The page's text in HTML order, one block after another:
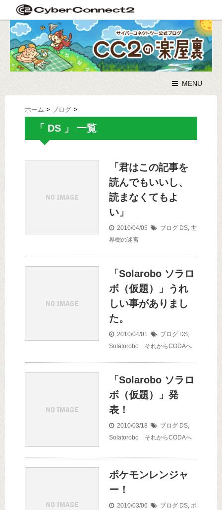
MENU
ホーム > ブログ >
「 DS 」 一覧
「君はこの記事を
読んでもいいし、
読まなくてもよ
い」
2010/04/05 ブログ DS, 世
界樹の迷宮
「Solarobo ソラロ
ボ（仮題）」うれ
しい事がありまし
た。
2010/04/01 ブログ DS,
Solatorobo それからCODAへ
「Solarobo ソラロ
ボ（仮題）」発
表！
2010/03/18 ブログ DS,
Solatorobo それからCODAへ
ポケモンレンジャ
ー！
2010/03/06 ブログ DS, ポ